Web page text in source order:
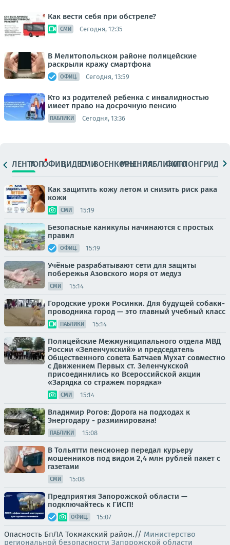
Как вести себя при обстреле?
СМИ Сегодня, 12:35
В Мелитопольском районе полицейские
раскрыли кражу смартфона
ОФИЦ. Сегодня, 13:59
Кто из родителей ребенка с инвалидностью
имеет право на досрочную пенсию
ПАБЛИКИ Сегодня, 13:36
ЛЕНТАТОПОФИЦ.ВИДЕОСМИВОЕНКОРЫМНЕНИЯПАБЛИКИ
ФОТОЛОНГРИДЫ
Как защитить кожу летом и снизить риск рака
кожи
СМИ 15:19
Безопасные каникулы начинаются с простых
правил
ОФИЦ. 15:19
Учёные разрабатывают сети для защиты
побережья Азовского моря от медуз
СМИ 15:14
Городские уроки Росинки. Для будущей собаки-
проводника город — это главный учебный класс
ПАБЛИКИ 15:14
Полицейские Межмуниципального отдела МВД
России «Зеленчукский» и председатель
Общественного совета Батчаев Мухат совместно
с Движением Первых ст. Зеленчукской
присоединились ко Всероссийской акции
«Зарядка со стражем порядка»
СМИ 15:14
Владимир Рогов: Дорога на подходах к
Энергодару - разминирована!
ПАБЛИКИ 15:08
В Тольятти пенсионер передал курьеру
мошенников под видом 2,4 млн рублей пакет с
газетами
СМИ 15:08
Предприятия Запорожской области —
подключайтесь к ГИСП!
ОФИЦ. 15:07
Опасность БпЛА Токмакский район.// Министерство
региональной безопасности Запорожской области